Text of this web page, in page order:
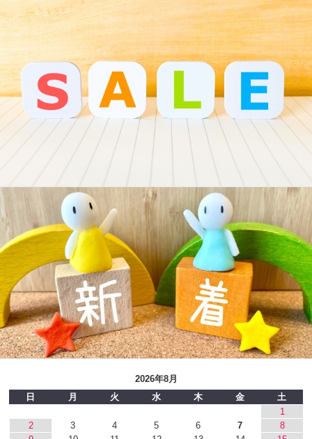
2026年8月
日
月 火 水 木 金
土
1
2
3 4 5 6 7
8